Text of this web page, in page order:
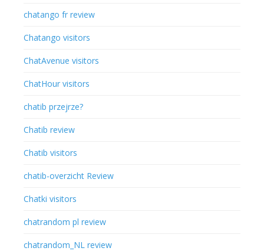
chatango fr review
Chatango visitors
ChatAvenue visitors
ChatHour visitors
chatib przejrze?
Chatib review
Chatib visitors
chatib-overzicht Review
Chatki visitors
chatrandom pl review
chatrandom_NL review